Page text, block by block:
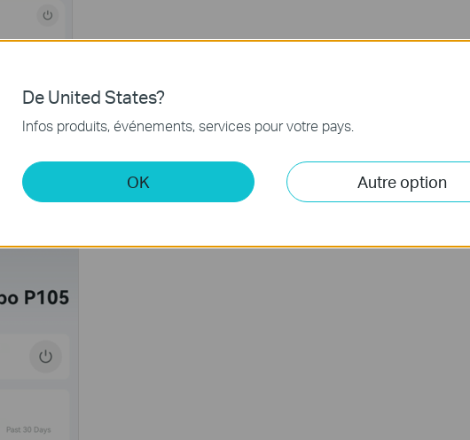
le coin supérieur droit pour accéder à la page
De United States?
Infos produits, événements, services pour votre pays.
OK Autre option